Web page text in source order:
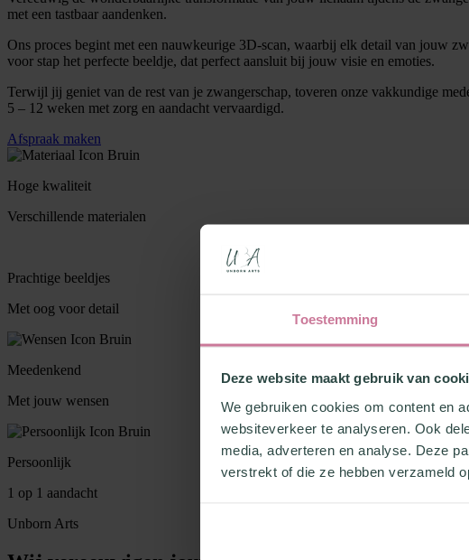
Toestemming
Deze website maakt gebruik van
We gebruiken cookies om content en
websiteverkeer te analyseren. Ook
media, adverteren en analyse. Deze
verstrekt of die ze hebben verzameld
met een tastbaar aandenken.
Ons proces begint met een nauwkeurige 3D-scan, waarbij elk detail van jouw
voor stap het perfecte beeldje, dat perfect aansluit bij jouw visie en emoties.
Terwijl jij geniet van de rest van je zwangerschap, toveren onze vakkundige
5 – 12 weken met zorg en aandacht vervaardigd.
Afspraak maken
Hoge kwaliteit
Verschillende materialen
Prachtige beeldjes
Met oog voor detail
Meedenkend
Met jouw wensen
Persoonlijk
1 op 1 aandacht
Unborn Arts